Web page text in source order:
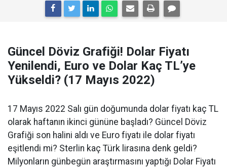
Güncel Döviz Grafiği! Dolar Fiyatı
Yenilendi, Euro ve Dolar Kaç TL’ye
Yükseldi? (17 Mayıs 2022)
17 Mayıs 2022 Salı gün doğumunda dolar fiyatı kaç TL
olarak haftanın ikinci gününe başladı? Güncel Döviz
Grafiği son halini aldı ve Euro fiyatı ile dolar fiyatı
eşitlendi mi? Sterlin kaç Türk lirasına denk geldi?
Milyonların günbegün araştırmasını yaptığı Dolar Fiyatı